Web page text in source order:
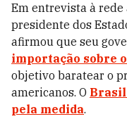
Em entrevista à rede
presidente dos
afirmou que seu
importação sobre o
objetivo baratear o
americanos. O
pela medida.